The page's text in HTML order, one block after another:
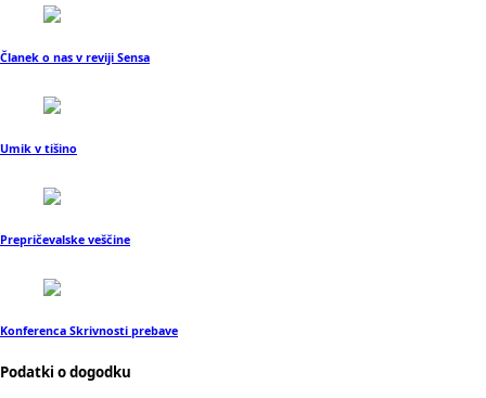
Članek o nas v reviji Sensa
Umik v tišino
Prepričevalske veščine
Konferenca Skrivnosti prebave
Podatki o dogodku